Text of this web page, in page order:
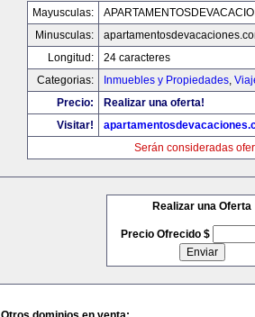
Mayusculas:
Minusculas:
Longitud:
24 caracteres
Categorias:
Inmuebles y Propiedades,
Precio:
Realizar una oferta!
Visitar!
Serán consideradas
Realizar una Oferta
Precio Ofrecido $